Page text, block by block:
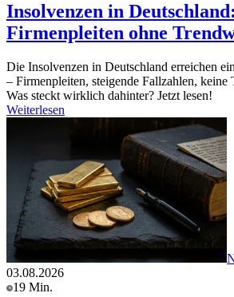
Insolvenzen in Deutschland:
Firmenpleiten ohne
Die Insolvenzen in Deutschland erreichen
– Firmenpleiten, steigende Fallzahlen, keine
Was steckt wirklich dahinter? Jetzt lesen!
Weiterlesen
03.08.2026
19 Min.